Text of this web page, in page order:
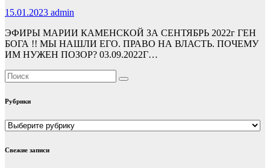
15.01.2023 admin
ЭФИРЫ МАРИИ КАМЕНСКОЙ ЗА СЕНТЯБРЬ 2022г ГЕН
БОГА !! МЫ НАШЛИ ЕГО. ПРАВО НА ВЛАСТЬ. ПОЧЕМУ
ИМ НУЖЕН ПОЗОР? 03.09.2022Г…
Рубрики
Рубрики
Свежие записи